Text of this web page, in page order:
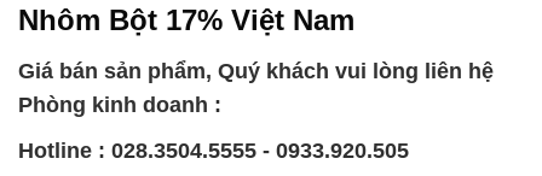
Nhôm Bột 17% Việt Nam
Giá bán sản phẩm, Quý khách vui lòng liên hệ
Phòng kinh doanh :
Hotline : 028.3504.5555 - 0933.920.505